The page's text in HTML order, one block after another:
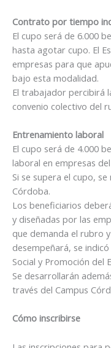
Contrato por tiempo
El cupo será de 6.000
hasta agotar cupo. El
empresas para que
bajo esta modalidad.
El trabajador percibirá
convenio colectivo del
Entrenamiento laboral
El cupo será de 4.000
laboral en empresas
Si se supera el cupo,
Córdoba.
Los beneficiarios
y diseñadas por las
que demanda el rubro
desempeñará, se
Social y Promoción del
Se desarrollarán
través del Campus
Cómo inscribirse